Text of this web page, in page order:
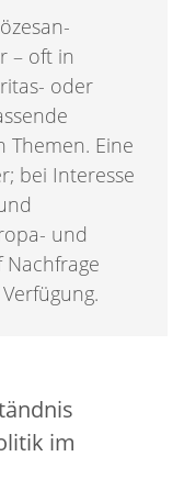
– oft in
oder
Themen. Eine
bei Interesse
und
im